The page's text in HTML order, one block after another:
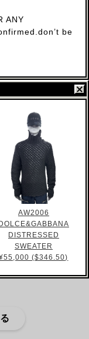
ANY
be
AW2006
DISTRESSED
SWEATER
($346.50)